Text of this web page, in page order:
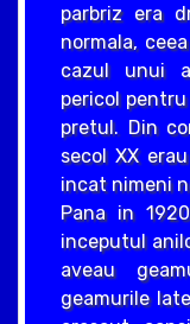
parbriz era
normala,
cazul unui
pericol
pretul. Din
secol XX
incat nimeni
Pana in
inceputul
aveau
geamurile